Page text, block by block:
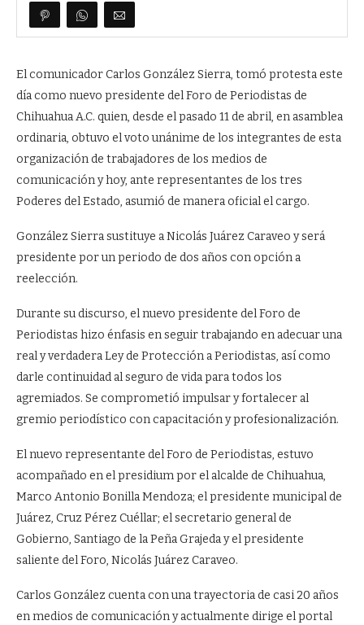
El comunicador Carlos González Sierra, tomó protesta este
día como nuevo presidente del Foro de Periodistas de
Chihuahua A.C. quien, desde el pasado 11 de abril, en asamblea
ordinaria, obtuvo el voto unánime de los integrantes de esta
organización de trabajadores de los medios de
comunicación y hoy, ante representantes de los tres
Poderes del Estado, asumió de manera oficial el cargo.
González Sierra sustituye a Nicolás Juárez Caraveo y será
presidente por un periodo de dos años con opción a
reelección.
Durante su discurso, el nuevo presidente del Foro de
Periodistas hizo énfasis en seguir trabajando en adecuar una
real y verdadera Ley de Protección a Periodistas, así como
darle continuidad al seguro de vida para todos los
agremiados. Se comprometió impulsar y fortalecer al
gremio periodístico con capacitación y profesionalización.
El nuevo representante del Foro de Periodistas, estuvo
acompañado en el presidium por el alcalde de Chihuahua,
Marco Antonio Bonilla Mendoza; el presidente municipal de
Juárez, Cruz Pérez Cuéllar; el secretario general de
Gobierno, Santiago de la Peña Grajeda y el presidente
saliente del Foro, Nicolás Juárez Caraveo.
Carlos González cuenta con una trayectoria de casi 20 años
en medios de comunicación y actualmente dirige el portal